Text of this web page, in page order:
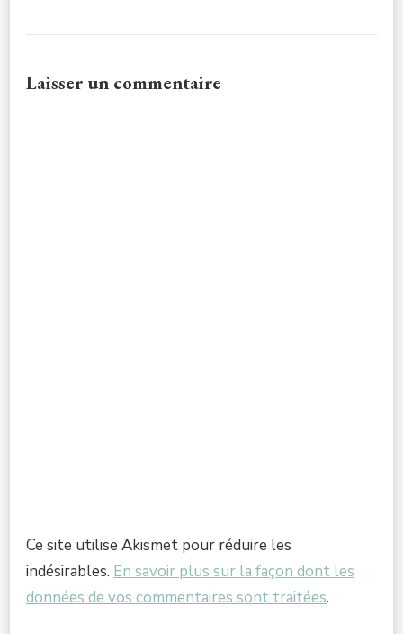
Laisser un commentaire
Ce site utilise Akismet pour réduire les
indésirables. En savoir plus sur la façon dont les
données de vos commentaires sont traitées.